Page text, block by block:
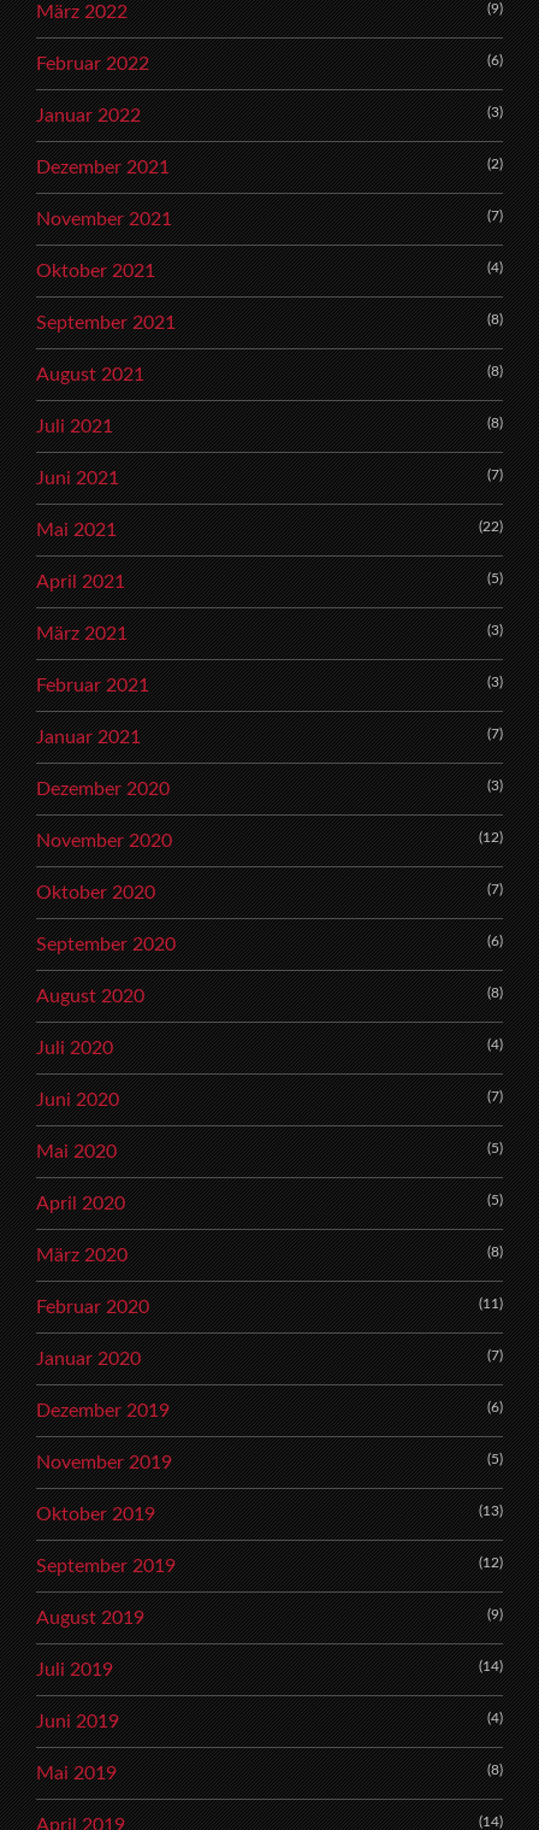
März 2022 (9)
Februar 2022 (6)
Januar 2022 (3)
Dezember 2021 (2)
November 2021 (7)
Oktober 2021 (4)
September 2021 (8)
August 2021 (8)
Juli 2021 (8)
Juni 2021 (7)
Mai 2021 (22)
April 2021 (5)
März 2021 (3)
Februar 2021 (3)
Januar 2021 (7)
Dezember 2020 (3)
November 2020 (12)
Oktober 2020 (7)
September 2020 (6)
August 2020 (8)
Juli 2020 (4)
Juni 2020 (7)
Mai 2020 (5)
April 2020 (5)
März 2020 (8)
Februar 2020 (11)
Januar 2020 (7)
Dezember 2019 (6)
November 2019 (5)
Oktober 2019 (13)
September 2019 (12)
August 2019 (9)
Juli 2019 (14)
Juni 2019 (4)
Mai 2019 (8)
April 2019 (14)